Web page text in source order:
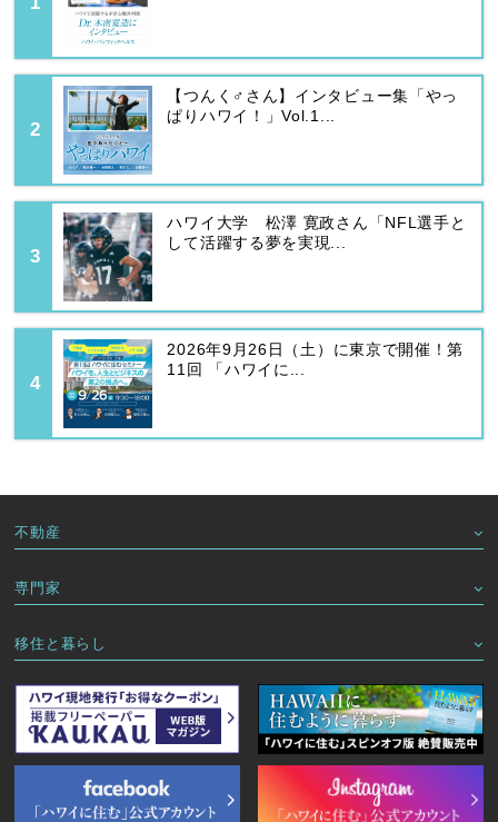
【つんく♂さん】インタビュー集「やっ
ぱりハワイ！」Vol.1...
ハワイ大学 松澤 寛政さん「NFL選手と
して活躍する夢を実現...
2026年9月26日（土）に東京で開催！第
11回 「ハワイに...
不動産
専門家
移住と暮らし